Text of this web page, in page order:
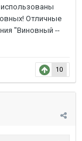
Отличные
"Виновный --
10